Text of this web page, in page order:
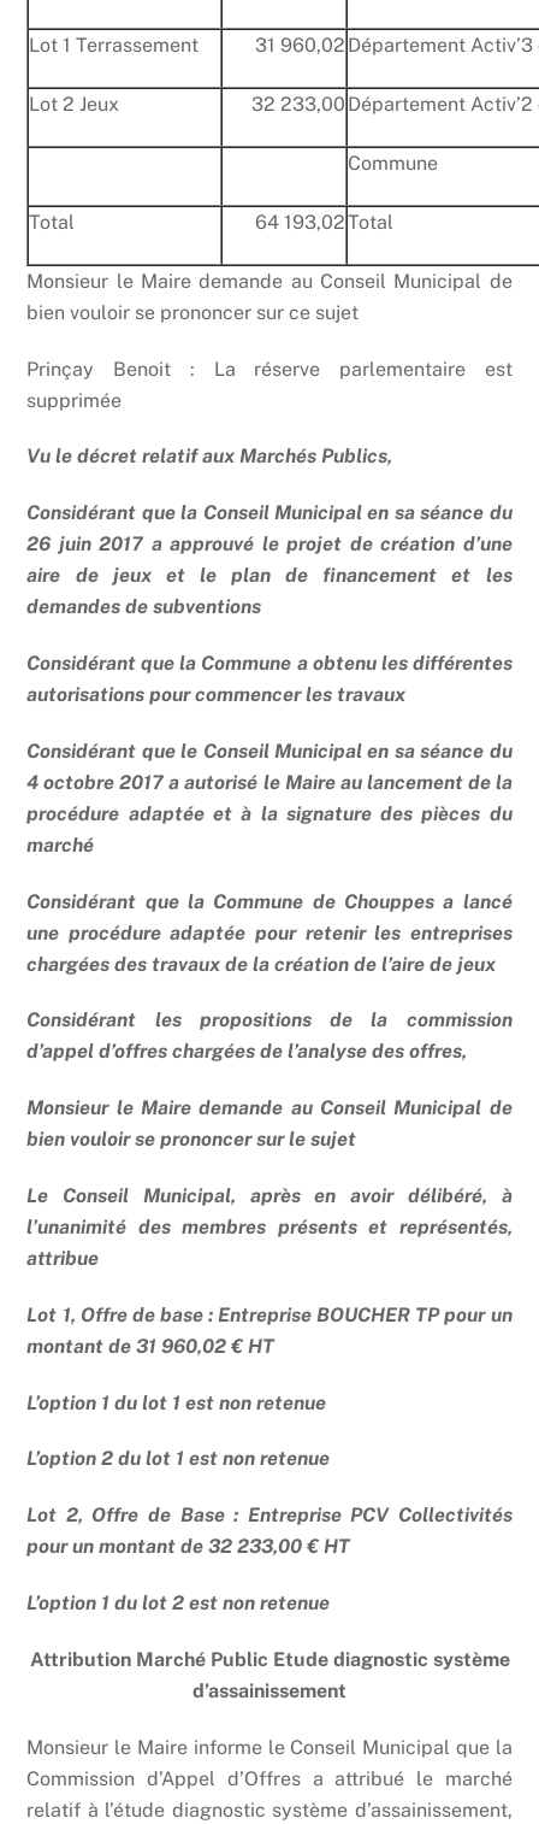
Lot 1 Terrassement 31 960,02 Département Activ’3
Lot 2 Jeux 32 233,00 Département Activ’2
Commune
Total 64 193,02Total
Monsieur le Maire demande au Conseil Municipal de
bien vouloir se prononcer sur ce sujet
Prinçay Benoit : La réserve parlementaire est
supprimée
Vu le décret relatif aux Marchés Publics,
Considérant que la Conseil Municipal en sa séance du
26 juin 2017 a approuvé le projet de création d’une
aire de jeux et le plan de financement et les
demandes de subventions
Considérant que la Commune a obtenu les différentes
autorisations pour commencer les travaux
Considérant que le Conseil Municipal en sa séance du
4 octobre 2017 a autorisé le Maire au lancement de la
procédure adaptée et à la signature des pièces du
marché
Considérant que la Commune de Chouppes a lancé
une procédure adaptée pour retenir les entreprises
chargées des travaux de la création de l’aire de jeux
Considérant les propositions de la commission
d’appel d’offres chargées de l’analyse des offres,
Monsieur le Maire demande au Conseil Municipal de
bien vouloir se prononcer sur le sujet
Le Conseil Municipal, après en avoir délibéré, à
l’unanimité des membres présents et représentés,
attribue
Lot 1, Offre de base : Entreprise BOUCHER TP pour un
montant de 31 960,02 € HT
L’option 1 du lot 1 est non retenue
L’option 2 du lot 1 est non retenue
Lot 2, Offre de Base : Entreprise PCV Collectivités
pour un montant de 32 233,00 € HT
L’option 1 du lot 2 est non retenue
Attribution Marché Public Etude diagnostic système
d’assainissement
Monsieur le Maire informe le Conseil Municipal que la
Commission d’Appel d’Offres a attribué le marché
relatif à l’étude diagnostic système d’assainissement,